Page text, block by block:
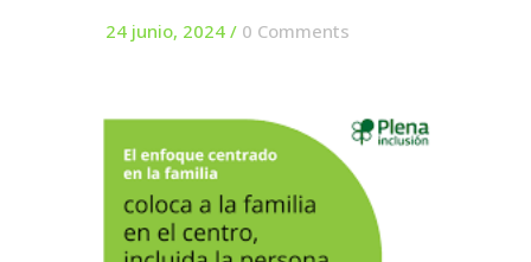
24 junio, 2024 / 0 Comments